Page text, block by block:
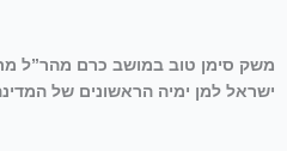
משק סימן טוב במושב כרם מהר”ל
ישראל למן ימיה הראשונים של